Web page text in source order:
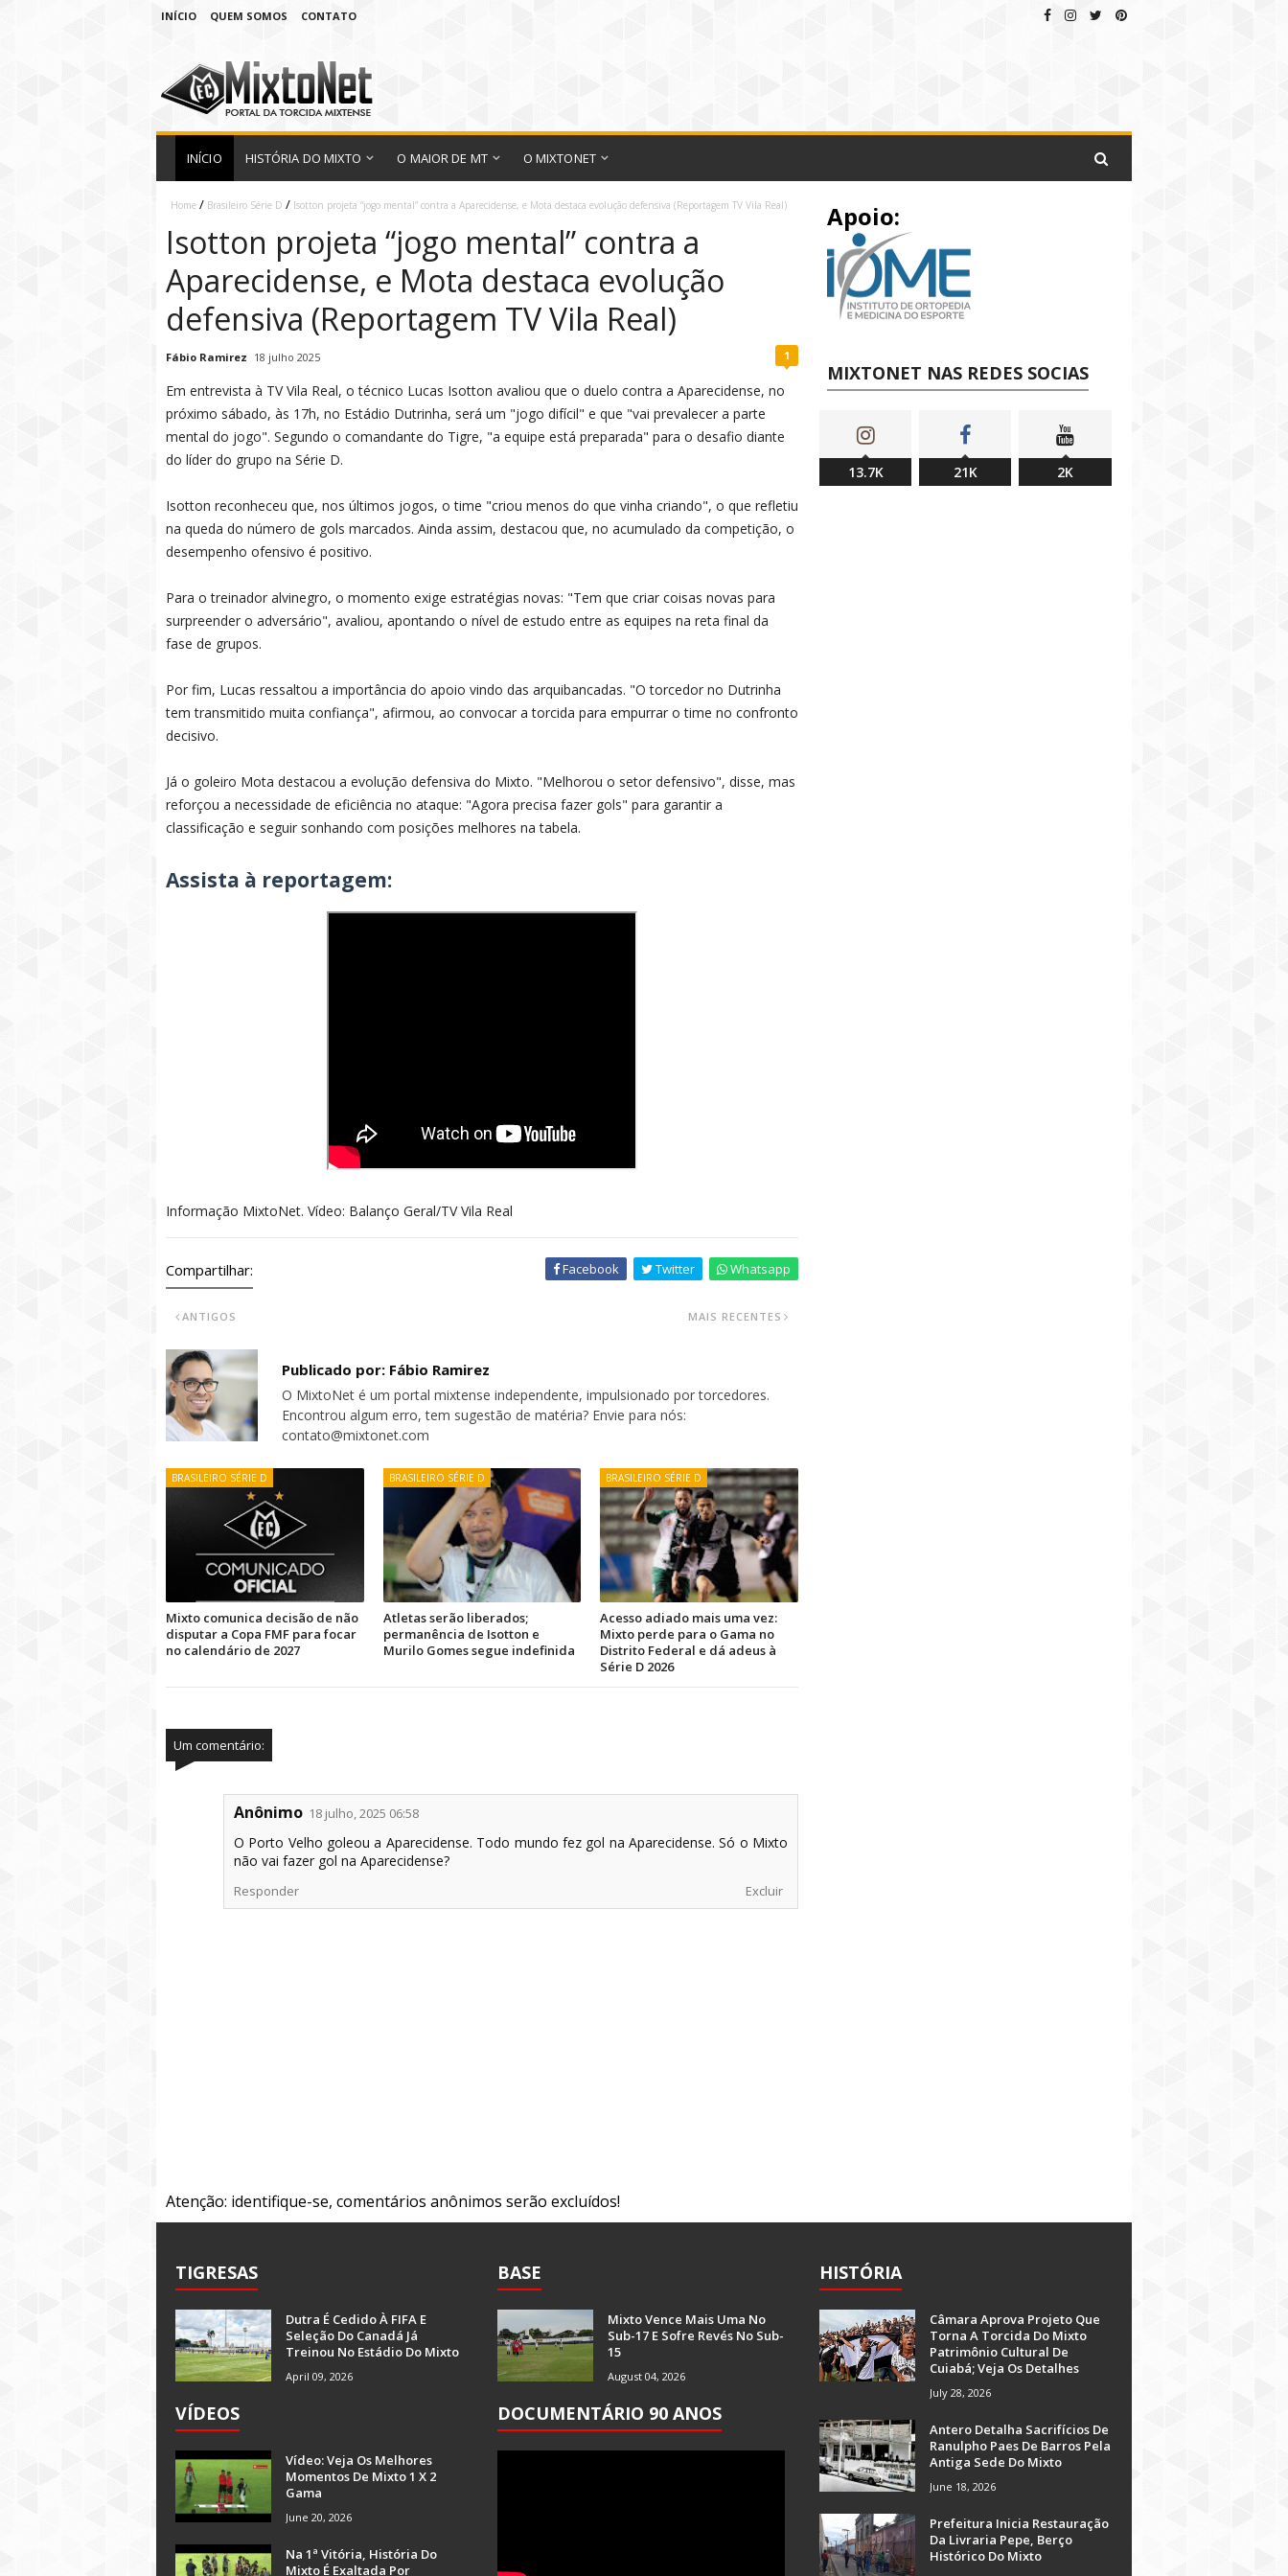
INÍCIO QUEM SOMOS CONTATO
INÍCIO HISTÓRIA DO MIXTO O MAIOR DE MT O MIXTONET
Home / Brasileiro Série D / Isotton projeta “jogo mental” contra a Aparecidense, e Mota destaca evolução defensiva (Reportagem TV Vila Real)
Isotton projeta “jogo mental” contra a
Aparecidense, e Mota destaca evolução
defensiva (Reportagem TV Vila Real)
Fábio Ramirez 18 julho 2025 1
Em entrevista à TV Vila Real, o técnico Lucas Isotton avaliou que o duelo contra a Aparecidense, no
próximo sábado, às 17h, no Estádio Dutrinha, será um "jogo difícil" e que "vai prevalecer a parte
mental do jogo". Segundo o comandante do Tigre, "a equipe está preparada" para o desafio diante
do líder do grupo na Série D.
Isotton reconheceu que, nos últimos jogos, o time "criou menos do que vinha criando", o que refletiu
na queda do número de gols marcados. Ainda assim, destacou que, no acumulado da competição, o
desempenho ofensivo é positivo.
Para o treinador alvinegro, o momento exige estratégias novas: "Tem que criar coisas novas para
surpreender o adversário", avaliou, apontando o nível de estudo entre as equipes na reta final da
fase de grupos.
Por fim, Lucas ressaltou a importância do apoio vindo das arquibancadas. "O torcedor no Dutrinha
tem transmitido muita confiança", afirmou, ao convocar a torcida para empurrar o time no confronto
decisivo.
Já o goleiro Mota destacou a evolução defensiva do Mixto. "Melhorou o setor defensivo", disse, mas
reforçou a necessidade de eficiência no ataque: "Agora precisa fazer gols" para garantir a
classificação e seguir sonhando com posições melhores na tabela.
Assista à reportagem:
Informação MixtoNet. Vídeo: Balanço Geral/TV Vila Real
Compartilhar: Facebook Twitter Whatsapp
MAIS RECENTES
ANTIGOS
Publicado por: Fábio Ramirez
O MixtoNet é um portal mixtense independente, impulsionado por torcedores.
Encontrou algum erro, tem sugestão de matéria? Envie para nós:
contato@mixtonet.com
BRASILEIRO SÉRIE D
Mixto comunica decisão de não
disputar a Copa FMF para focar
no calendário de 2027
BRASILEIRO SÉRIE D
Atletas serão liberados;
permanência de Isotton e
Murilo Gomes segue indefinida
BRASILEIRO SÉRIE D
Acesso adiado mais uma vez:
Mixto perde para o Gama no
Distrito Federal e dá adeus à
Série D 2026
Um comentário:
Anônimo 18 julho, 2025 06:58
O Porto Velho goleou a Aparecidense. Todo mundo fez gol na Aparecidense. Só o Mixto
não vai fazer gol na Aparecidense?
Responder Excluir
Atenção: identifique-se, comentários anônimos serão excluídos!
Apoio:
MIXTONET NAS REDES SOCIAS
13.7K 21K 2K
TIGRESAS
Dutra É Cedido À FIFA E
Seleção Do Canadá Já
Treinou No Estádio Do Mixto
April 09, 2026
VÍDEOS
Vídeo: Veja Os Melhores
Momentos De Mixto 1 X 2
Gama
June 20, 2026
Na 1ª Vitória, História Do
Mixto É Exaltada Por
BASE
Mixto Vence Mais Uma No
Sub-17 E Sofre Revés No Sub-
15
August 04, 2026
DOCUMENTÁRIO 90 ANOS
HISTÓRIA
Câmara Aprova Projeto Que
Torna A Torcida Do Mixto
Patrimônio Cultural De
Cuiabá; Veja Os Detalhes
July 28, 2026
Antero Detalha Sacrifícios De
Ranulpho Paes De Barros Pela
Antiga Sede Do Mixto
June 18, 2026
Prefeitura Inicia Restauração
Da Livraria Pepe, Berço
Histórico Do Mixto